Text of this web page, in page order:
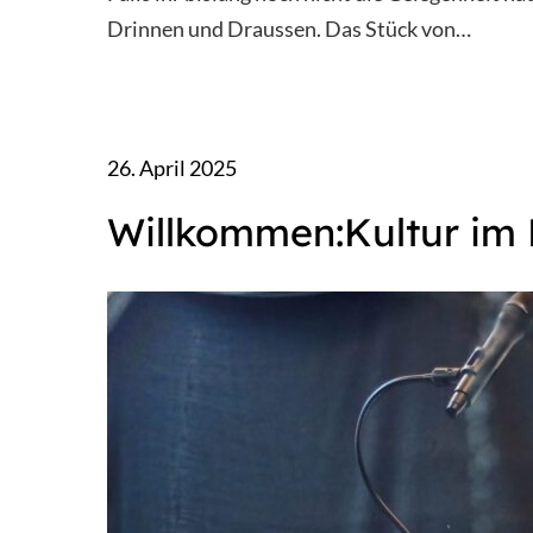
Drinnen und Draussen. Das Stück von…
26. April 2025
Willkommen:Kultur im